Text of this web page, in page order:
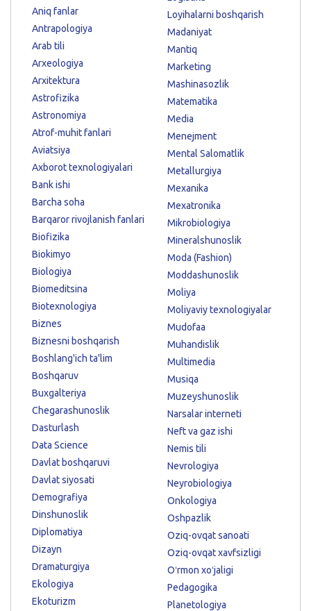
Aniq fanlar
Antrapologiya
Arab tili
Arxeologiya
Arxitektura
Astrofizika
Astronomiya
Atrof-muhit fanlari
Aviatsiya
Axborot texnologiyalari
Bank ishi
Barcha soha
Barqaror rivojlanish fanlari
Biofizika
Biokimyo
Biologiya
Biomeditsina
Biotexnologiya
Biznes
Biznesni boshqarish
Boshlang'ich ta'lim
Boshqaruv
Buxgalteriya
Chegarashunoslik
Dasturlash
Data Science
Davlat boshqaruvi
Davlat siyosati
Demografiya
Dinshunoslik
Diplomatiya
Dizayn
Dramaturgiya
Ekologiya
Ekoturizm
Loyihalarni boshqarish
Madaniyat
Mantiq
Marketing
Mashinasozlik
Matematika
Media
Menejment
Mental Salomatlik
Metallurgiya
Mexanika
Mexatronika
Mikrobiologiya
Mineralshunoslik
Moda (Fashion)
Moddashunoslik
Moliya
Moliyaviy texnologiyalar
Mudofaa
Muhandislik
Multimedia
Musiqa
Muzeyshunoslik
Narsalar interneti
Neft va gaz ishi
Nemis tili
Nevrologiya
Neyrobiologiya
Onkologiya
Oshpazlik
Oziq-ovqat sanoati
Oziq-ovqat xavfsizligi
Oʻrmon xoʻjaligi
Pedagogika
Planetologiya